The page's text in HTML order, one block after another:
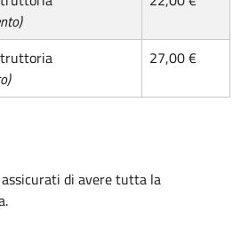
27,00 €
di avere tutta la